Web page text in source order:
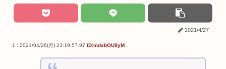
2021/4/27
1 : 2021/04/26(月) 23:19:57.97 ID:mdxbOU9yM